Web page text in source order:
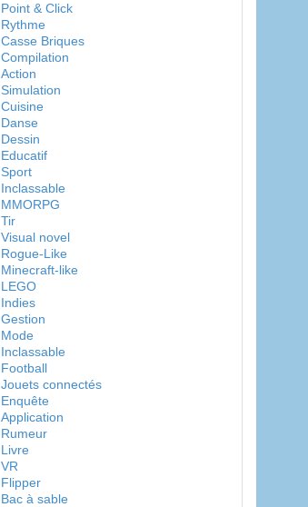
Point & Click
Rythme
Casse Briques
Compilation
Action
Simulation
Cuisine
Danse
Dessin
Educatif
Sport
Inclassable
MMORPG
Tir
Visual novel
Rogue-Like
Minecraft-like
LEGO
Indies
Gestion
Mode
Inclassable
Football
Jouets connectés
Enquête
Application
Rumeur
Livre
VR
Flipper
Bac à sable